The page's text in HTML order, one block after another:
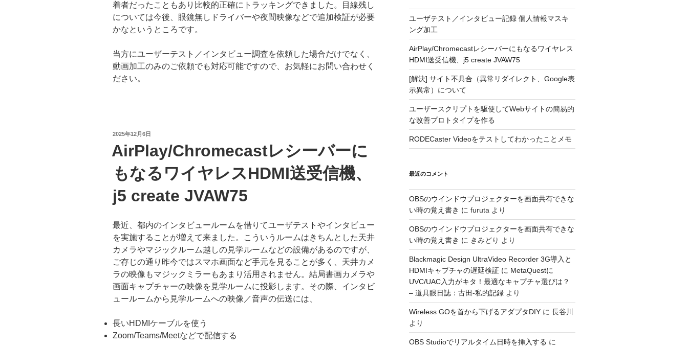
着者だったこともあり比較的正確にトラッキングできました。目線残し
については今後、眼鏡無しドライバーや夜間映像などで追加検証が必要
かなというところです。
当方にユーザーテスト／インタビュー調査を依頼した場合だけでなく、
動画加工のみのご依頼でも対応可能ですので、お気軽にお問い合わせく
ださい。
投
日:
2025年12月6日
AirPlay/Chromecastレシーバーに
もなるワイヤレスHDMI送受信機、
j5 create JVAW75
最近、都内のインタビュールームを借りてユーザテストやインタビュー
を実施することが増えて来ました。こういうルームはきちんとした天井
カメラやマジックルーム越しの見学ルームなどの設備があるのですが、
ご存じの通り昨今ではスマホ画面など手元を見ることが多く、天井カメ
ラの映像もマジックミラーもあまり活用されません。結局書画カメラや
画面キャプチャーの映像を見学ルームに投影します。その際、インタビ
ュールームから見学ルームへの映像／音声の伝送には、
長いHDMIケーブルを使う
Zoom/Teams/Meetなどで配信する
ユーザテスト／インタビュー記録 個人情報マスキ
ング加工
AirPlay/Chromecastレシーバーにもなるワイヤレス
HDMI送受信機、j5 create JVAW75
[解決] サイト不具合（異常リダイレクト、Google表
示異常）について
ユーザースクリプトを駆使してWebサイトの簡易的
な改善プロトタイプを作る
RODECaster Videoをテストしてわかったことメモ
最近のコメント
OBSのウインドウプロジェクターを画面共有できな
い時の覚え書き に furuta より
OBSのウインドウプロジェクターを画面共有できな
い時の覚え書き に きみどり より
Blackmagic Design UltraVideo Recorder 3G導入と
HDMIキャプチャの遅延検証に MetaQuestに
UVC/UAC入力がキタ！最適なキャプチャ選びは？
– 道具眼日誌：古田-私的記録より
Wireless GOを首から下げるアダプタDIYに 長谷川
より
OBS Studioでリアルタイム日時を挿入する に